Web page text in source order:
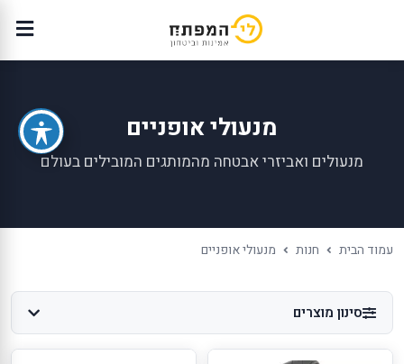
מנעולי אופניים
מנעולים ואביזרי אבטחה מהמותגים המובילים בעולם
עמוד הבית חנות מנעולי אופניים
סינון מוצרים